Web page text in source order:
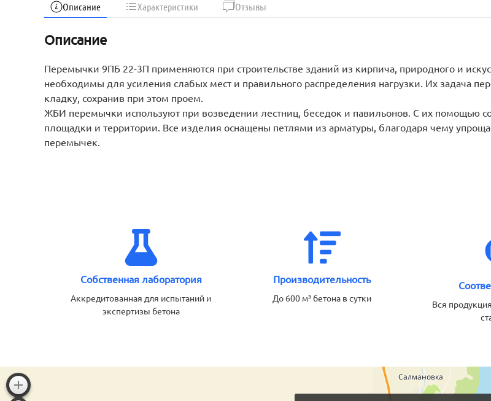
Описание Характеристики Отзывы
Описание
Перемычки 9ПБ 22-3П применяются при строительстве зданий из кирпича, природного и
необходимы для усиления слабых мест и правильного распределения нагрузки. Их задача
кладку, сохранив при этом проем.
ЖБИ перемычки используют при возведении лестниц, беседок и павильонов. С их помощью
площадки и территории. Все изделия оснащены петлями из арматуры, благодаря чему
перемычек.
Собственная лаборатория
Аккредитованная для испытаний и
экспертизы бетона
Производительность
До 600 м³ бетона в сутки
Вся